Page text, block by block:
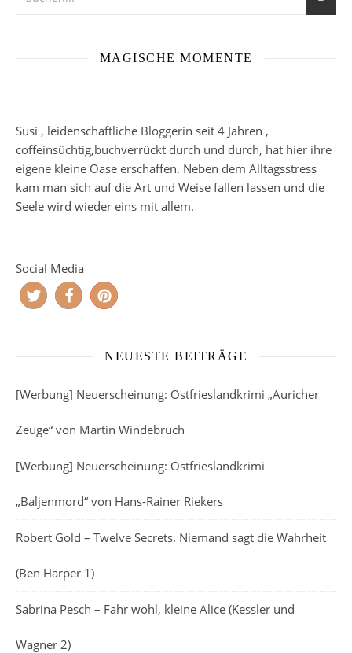
MAGISCHE MOMENTE
Susi , leidenschaftliche Bloggerin seit 4 Jahren ,
coffeinsüchtig,buchverrückt durch und durch, hat hier ihre
eigene kleine Oase erschaffen. Neben dem Alltagsstress
kam man sich auf die Art und Weise fallen lassen und die
Seele wird wieder eins mit allem.
Social Media
NEUESTE BEITRÄGE
[Werbung] Neuerscheinung: Ostfrieslandkrimi „Auricher
Zeuge“ von Martin Windebruch
[Werbung] Neuerscheinung: Ostfrieslandkrimi
„Baljenmord“ von Hans-Rainer Riekers
Robert Gold – Twelve Secrets. Niemand sagt die Wahrheit
(Ben Harper 1)
Sabrina Pesch – Fahr wohl, kleine Alice (Kessler und
Wagner 2)